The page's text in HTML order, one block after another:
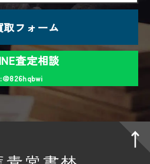
取フォーム
査定相談
＠826hqbwi